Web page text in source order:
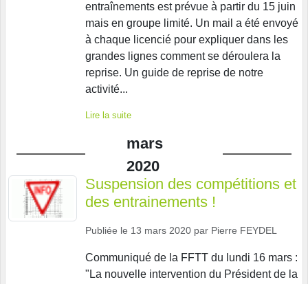
entraînements est prévue à partir du 15 juin
mais en groupe limité. Un mail a été envoyé
à chaque licencié pour expliquer dans les
grandes lignes comment se déroulera la
reprise. Un guide de reprise de notre
activité...
Lire la suite
mars
2020
Suspension des compétitions et
des entrainements !
Publiée le 13 mars 2020 par Pierre FEYDEL
Communiqué de la FFTT du lundi 16 mars :
"La nouvelle intervention du Président de la